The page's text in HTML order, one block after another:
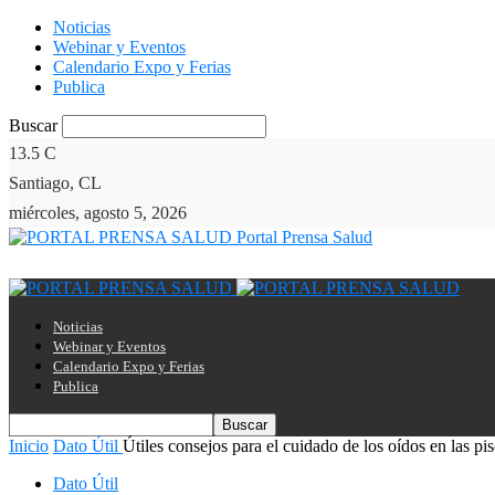
Noticias
Webinar y Eventos
Calendario Expo y Ferias
Publica
Buscar
13.5 C
Santiago, CL
miércoles, agosto 5, 2026
Portal Prensa Salud
Noticias
Webinar y Eventos
Calendario Expo y Ferias
Publica
Inicio Dato Útil Útiles consejos para el cuidado de los oídos en las
Dato Útil